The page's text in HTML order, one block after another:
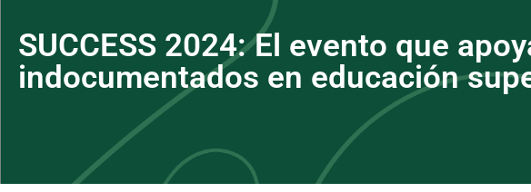
SUCCESS 2024: El evento que
indocumentados en educación